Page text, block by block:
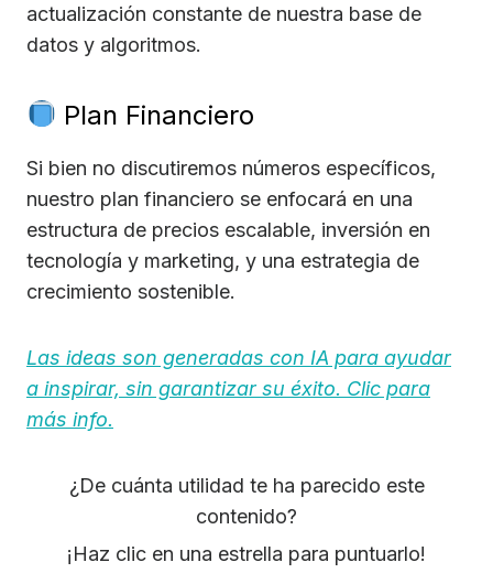
actualización constante de nuestra base de
datos y algoritmos.
Plan Financiero
Si bien no discutiremos números específicos,
nuestro plan financiero se enfocará en una
estructura de precios escalable, inversión en
tecnología y marketing, y una estrategia de
crecimiento sostenible.
Las ideas son generadas con IA para ayudar
a inspirar, sin garantizar su éxito. Clic para
más info.
¿De cuánta utilidad te ha parecido este
contenido?
¡Haz clic en una estrella para puntuarlo!